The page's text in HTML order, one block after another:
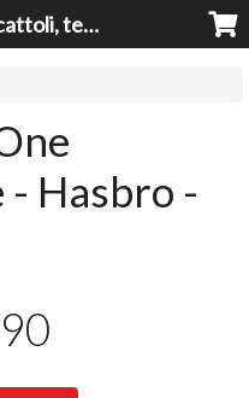
Mixo Shop - Giocattoli, tecnologia, casa e giardino a prezzi super!
- Hasbro -